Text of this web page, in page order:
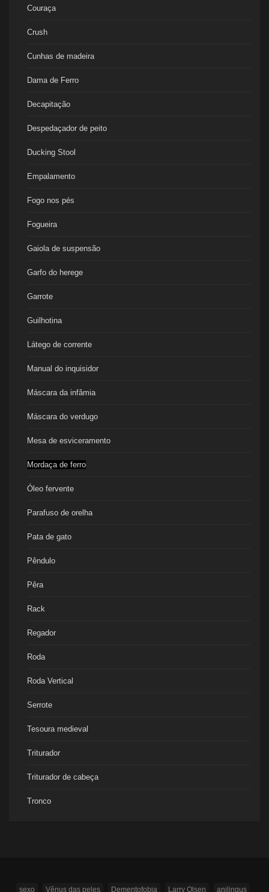
Couraça
Crush
Cunhas de madeira
Dama de Ferro
Decapitação
Despedaçador de peito
Ducking Stool
Empalamento
Fogo nos pés
Fogueira
Gaiola de suspensão
Garfo do herege
Garrote
Guilhotina
Látego de corrente
Manual do inquisidor
Máscara da infâmia
Máscara do verdugo
Mesa de esviceramento
Mordaça de ferro
Óleo fervente
Parafuso de orelha
Pata de gato
Pêndulo
Pêra
Rack
Regador
Roda
Roda Vertical
Serrote
Tesoura medieval
Triturador
Triturador de cabeça
Tronco
sexo Vênus das peles Dementofobia Larry Olsen anilingus